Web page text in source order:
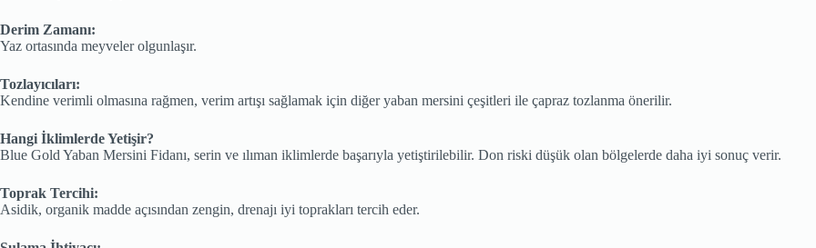
Derim Zamanı:
Yaz ortasında meyveler olgunlaşır.
Tozlayıcıları:
Kendine verimli olmasına rağmen, verim artışı sağlamak için diğer yaban mersini çeşitleri ile çapraz tozlanma önerilir.
Hangi İklimlerde Yetişir?
Blue Gold Yaban Mersini Fidanı, serin ve ılıman iklimlerde başarıyla yetiştirilebilir. Don riski düşük olan bölgelerde daha iyi sonuç verir.
Toprak Tercihi:
Asidik, organik madde açısından zengin, drenajı iyi toprakları tercih eder.